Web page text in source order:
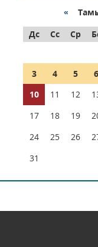
«
Дс
Сс Ср
3
4 5 6
10
11 12
17
18 19
24
25 26
31